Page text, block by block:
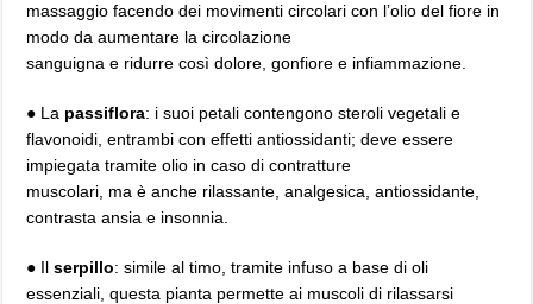
massaggio facendo dei movimenti circolari con l’olio del fiore in
modo da aumentare la circolazione
sanguigna e ridurre così dolore, gonfiore e infiammazione.
● La passiflora: i suoi petali contengono steroli vegetali e
flavonoidi, entrambi con effetti antiossidanti; deve essere
impiegata tramite olio in caso di contratture
muscolari, ma è anche rilassante, analgesica, antiossidante,
contrasta ansia e insonnia.
● Ilserpillo: simile al timo, tramite infuso a base di oli
essenziali, questa pianta permette ai muscoli di rilassarsi